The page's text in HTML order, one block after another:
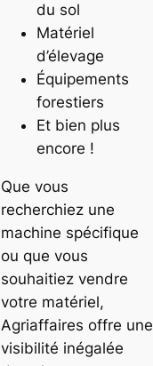
du sol
Matériel
d’élevage
Équipements
forestiers
Et bien plus
encore !
Que vous
recherchiez une
machine spécifique
ou que vous
souhaitiez vendre
votre matériel,
Agriaffaires offre une
visibilité inégalée